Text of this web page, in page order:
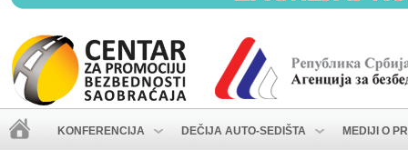
KONFERENCIJA DEČIJA AUTO-SEDIŠTA MEDIJI O